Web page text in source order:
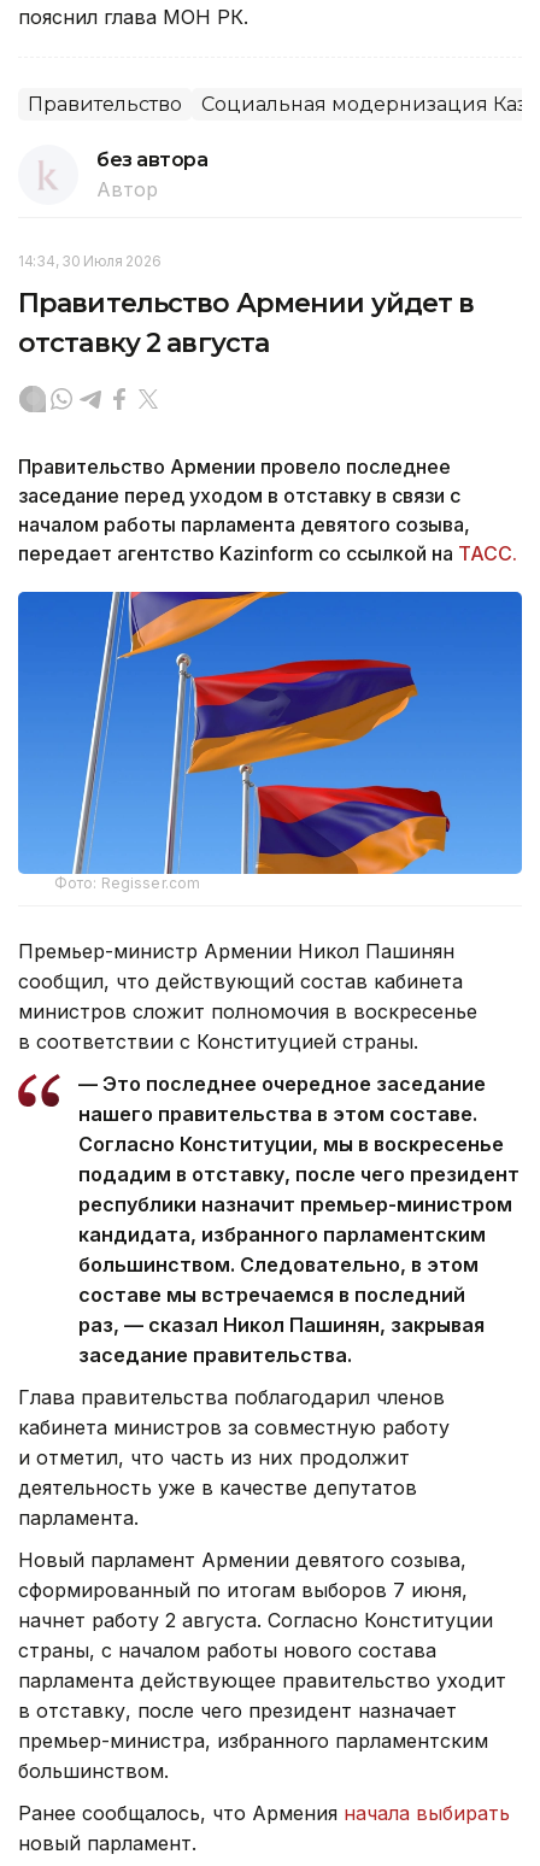
пояснил глава МОН РК.
Правительство Социальная модернизация
без автора
Автор
14:34, 30 Июля 2026
Правительство Армении уйдет в
отставку 2 августа
Правительство Армении провело последнее
заседание перед уходом в отставку в связи с
началом работы парламента девятого созыва,
передает агентство Kazinform со ссылкой на ТАСС.
Фото: Regisser.com
Премьер-министр Армении Никол Пашинян
сообщил, что действующий состав кабинета
министров сложит полномочия в воскресенье
в соответствии с Конституцией страны.
— Это последнее очередное заседание
нашего правительства в этом составе.
Согласно Конституции, мы в воскресенье
подадим в отставку, после чего президент
республики назначит премьер-министром
кандидата, избранного парламентским
большинством. Следовательно, в этом
составе мы встречаемся в последний
раз, — сказал Никол Пашинян, закрывая
заседание правительства.
Глава правительства поблагодарил членов
кабинета министров за совместную работу
и отметил, что часть из них продолжит
деятельность уже в качестве депутатов
парламента.
Новый парламент Армении девятого созыва,
сформированный по итогам выборов 7 июня,
начнет работу 2 августа. Согласно Конституции
страны, с началом работы нового состава
парламента действующее правительство уходит
в отставку, после чего президент назначает
премьер-министра, избранного парламентским
большинством.
Ранее сообщалось, что Армения начала выбирать
новый парламент.